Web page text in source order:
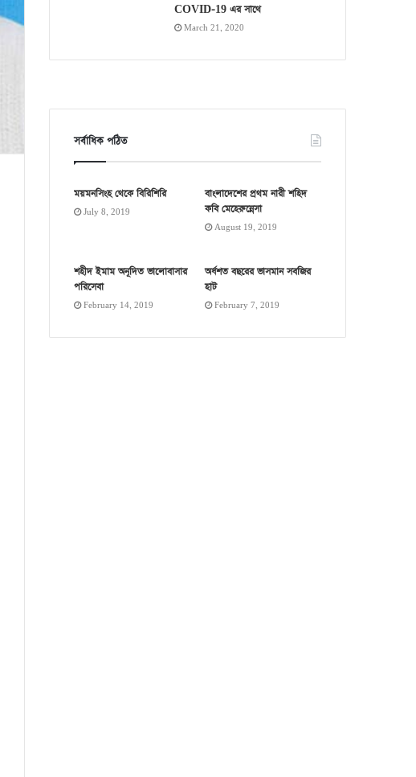
COVID-19 এর সাথে
March 21, 2020
সর্বাধিক পঠিত
ময়মনসিংহ থেকে বিরিশিরি
July 8, 2019
বাংলাদেশের প্রথম নারী শহিদ
কবি মেহেরুন্নেসা
August 19, 2019
শহীদ ইমাম অনূদিত ভালোবাসার
পরিসেবা
February 14, 2019
অর্ধশত বছরের ভাসমান সবজির
হাট
February 7, 2019